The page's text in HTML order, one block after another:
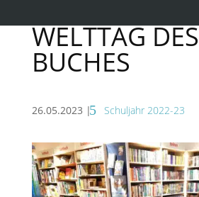
WELTTAG DES
BUCHES
26.05.2023 | Schuljahr 2022-23